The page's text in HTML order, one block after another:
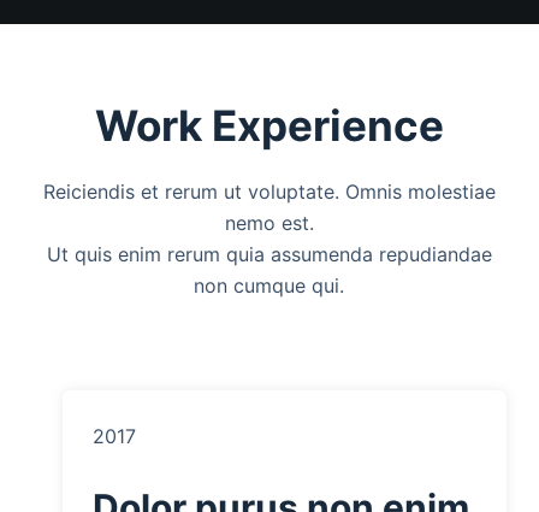
Work Experience
Reiciendis et rerum ut voluptate. Omnis molestiae
nemo est.
Ut quis enim rerum quia assumenda repudiandae
non cumque qui.
2017